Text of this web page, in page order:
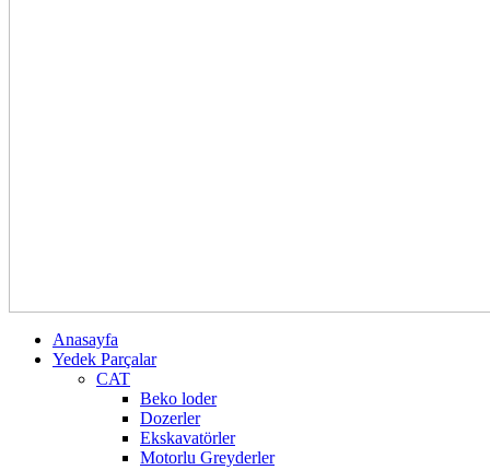
Anasayfa
Yedek Parçalar
CAT
Beko loder
Dozerler
Ekskavatörler
Motorlu Greyderler